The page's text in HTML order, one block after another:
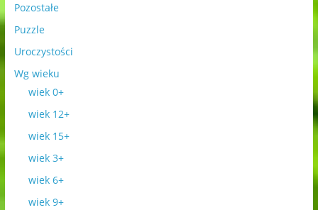
Pozostałe
Puzzle
Uroczystości
Wg wieku
wiek 0+
wiek 12+
wiek 15+
wiek 3+
wiek 6+
wiek 9+